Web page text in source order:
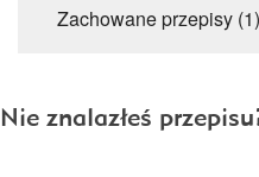
Zachowane przepisy (1)
Nie znalazłeś